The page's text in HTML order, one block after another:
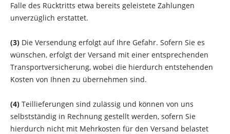
Falle des Rücktritts etwa bereits geleistete Zahlungen
unverzüglich erstattet.
(3) Die Versendung erfolgt auf Ihre Gefahr. Sofern Sie es
wünschen, erfolgt der Versand mit einer entsprechenden
Transportversicherung, wobei die hierdurch entstehenden
Kosten von Ihnen zu übernehmen sind.
(4) Teillieferungen sind zulässig und können von uns
selbstständig in Rechnung gestellt werden, sofern Sie
hierdurch nicht mit Mehrkosten für den Versand belastet